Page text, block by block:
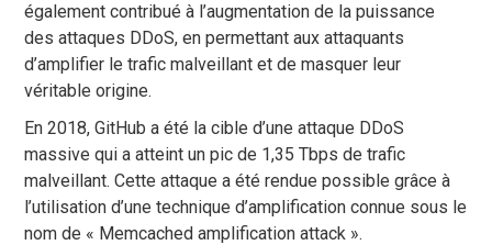
également contribué à l’augmentation de la puissance
des attaques DDoS, en permettant aux attaquants
d’amplifier le trafic malveillant et de masquer leur
véritable origine.
En 2018, GitHub a été la cible d’une attaque DDoS
massive qui a atteint un pic de 1,35 Tbps de trafic
malveillant. Cette attaque a été rendue possible grâce à
l’utilisation d’une technique d’amplification connue sous le
nom de « Memcached amplification attack ».